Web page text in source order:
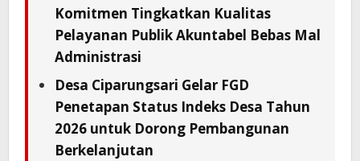
Komitmen Tingkatkan Kualitas
Pelayanan Publik Akuntabel Bebas Mal
Administrasi
Desa Ciparungsari Gelar FGD
Penetapan Status Indeks Desa Tahun
2026 untuk Dorong Pembangunan
Berkelanjutan